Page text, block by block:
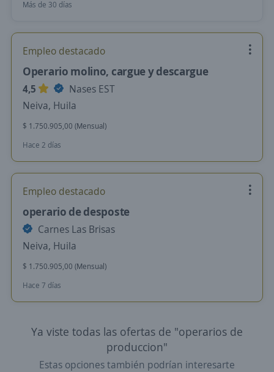
Más de 30 días
Empleo destacado
Operario molino, cargue y descargue
4,5
Nases EST
Neiva, Huila
$ 1.750.905,00 (Mensual)
Hace 2 días
Empleo destacado
operario de desposte
Carnes Las Brisas
Neiva, Huila
$ 1.750.905,00 (Mensual)
Hace 7 días
Ya viste todas las ofertas de "operarios de
produccion"
Estas opciones también podrían interesarte